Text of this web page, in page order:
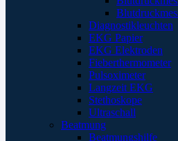
Diagnostikleuchten
EKG Papier
EKG Elektroden
Fieberthermometer
Pulsoximeter
Langzeit EKG
Stethoskope
Ultraschall
Beatmung
Beatmungshilfe